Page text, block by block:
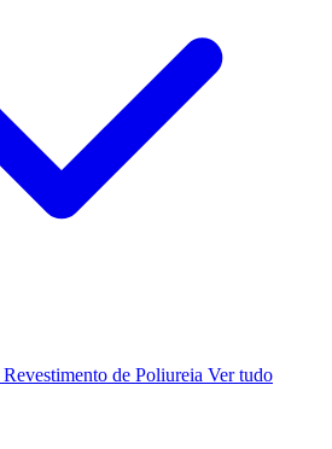
Revestimento de Poliureia Ver tudo